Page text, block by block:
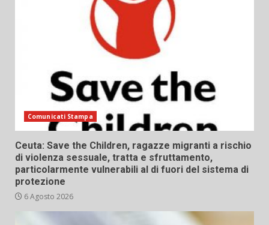
Comunicati Stampa
Ceuta: Save the Children, ragazze migranti a rischio
di violenza sessuale, tratta e sfruttamento,
particolarmente vulnerabili al di fuori del sistema di
protezione
6 Agosto 2026